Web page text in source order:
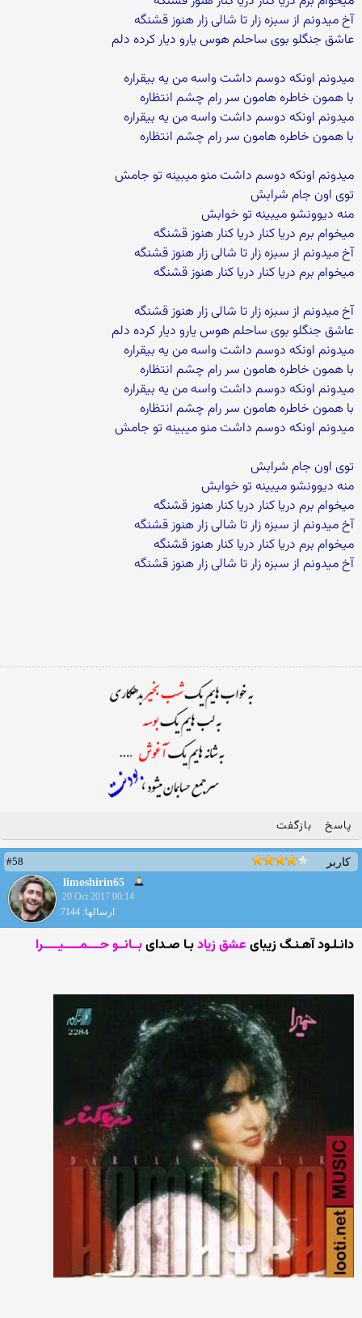
آخ میدونم از سبزه زار تا شالی زار هنوز قشنگه
عاشق جنگلو بوی ساحلم هوس یارو دیار کرده دلم
میدونم اونکه دوسم داشت واسه من یه بیقراره
با همون خاطره هامون سر رام چشم انتظاره
میدونم اونکه دوسم داشت واسه من یه بیقراره
با همون خاطره هامون سر رام چشم انتظاره
میدونم اونکه دوسم داشت منو میبینه تو جامش
توی اون جام شرابش
منه دیوونشو میبینه تو خوابش
میخوام برم دریا کنار دریا کنار هنوز قشنگه
آخ میدونم از سبزه زار تا شالی زار هنوز قشنگه
میخوام برم دریا کنار دریا کنار هنوز قشنگه
آخ میدونم از سبزه زار تا شالی زار هنوز قشنگه
عاشق جنگلو بوی ساحلم هوس یارو دیار کرده دلم
میدونم اونکه دوسم داشت واسه من یه بیقراره
با همون خاطره هامون سر رام چشم انتظاره
میدونم اونکه دوسم داشت واسه من یه بیقراره
با همون خاطره هامون سر رام چشم انتظاره
میدونم اونکه دوسم داشت منو میبینه تو جامش
توی اون جام شرابش
منه دیوونشو میبینه تو خوابش
میخوام برم دریا کنار دریا کنار هنوز قشنگه
آخ میدونم از سبزه زار تا شالی زار هنوز قشنگه
میخوام برم دریا کنار دریا کنار هنوز قشنگه
آخ میدونم از سبزه زار تا شالی زار هنوز قشنگه
پاسخ بازگفت
کاربر
#58
limoshirin65
20 Oct 2017 00:14
ارسالها: 7144
دانـلـود آهـنـگ زیبای عشق زیادبـا صـدایبــانــو حــــمـــــیـــــرا